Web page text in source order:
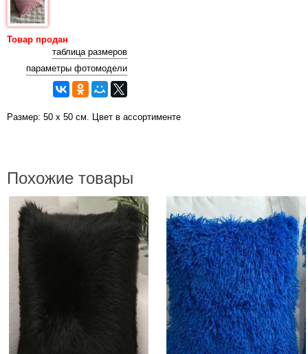
Товар продан
таблица размеров
параметры фотомодели
Размер: 50 х 50 см. Цвет в ассортименте
Похожие товары